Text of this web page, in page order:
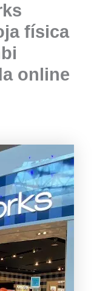
física
online